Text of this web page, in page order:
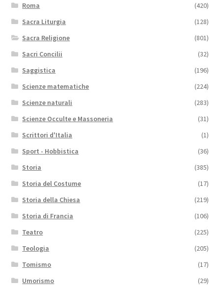
Roma
(420)
Sacra Liturgia
(128)
Sacra Religione
(801)
Sacri Concilii
(32)
Saggistica
(196)
Scienze matematiche
(224)
Scienze naturali
(283)
Scienze Occulte e Massoneria
(31)
Scrittori d'Italia
(1)
Sport - Hobbistica
(36)
Storia
(385)
Storia del Costume
(17)
Storia della Chiesa
(219)
Storia di Francia
(106)
Teatro
(225)
Teologia
(205)
Tomismo
(17)
Umorismo
(29)